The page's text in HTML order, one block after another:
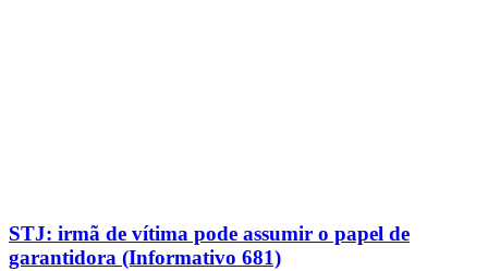
STJ: irmã de vítima pode assumir o papel de
garantidora (Informativo 681)